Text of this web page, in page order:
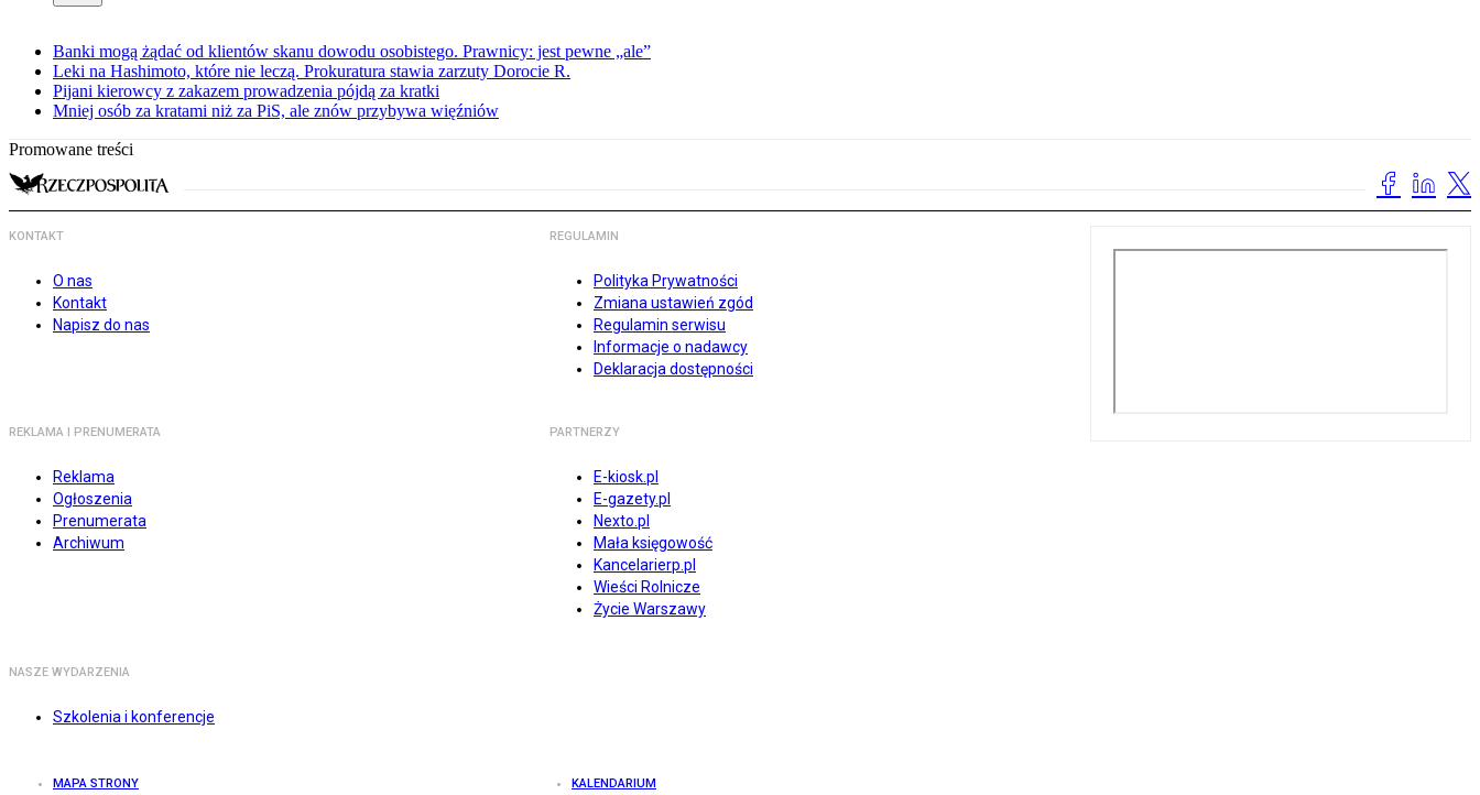
Banki mogą żądać od klientów skanu dowodu osobistego. Prawnicy: jest pewne „ale”
Leki na Hashimoto, które nie leczą. Prokuratura stawia zarzuty Dorocie R.
Pijani kierowcy z zakazem prowadzenia pójdą za kratki
Mniej osób za kratami niż za PiS, ale znów przybywa więźniów
Promowane treści
KONTAKT
O nas
Kontakt
Napisz do nas
REGULAMIN
Polityka Prywatności
Zmiana ustawień zgód
Regulamin serwisu
Informacje o nadawcy
Deklaracja dostępności
REKLAMA I PRENUMERATA
Reklama
Ogłoszenia
Prenumerata
Archiwum
PARTNERZY
E-kiosk.pl
E-gazety.pl
Nexto.pl
Mała księgowość
Kancelarierp.pl
Wieści Rolnicze
Życie Warszawy
NASZE WYDARZENIA
Szkolenia i konferencje
MAPA STRONY KALENDARIUM